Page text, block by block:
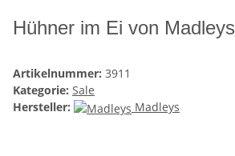
Hühner im Ei von Madleys
Artikelnummer: 3911
Kategorie: Sale
Hersteller:
Madleys